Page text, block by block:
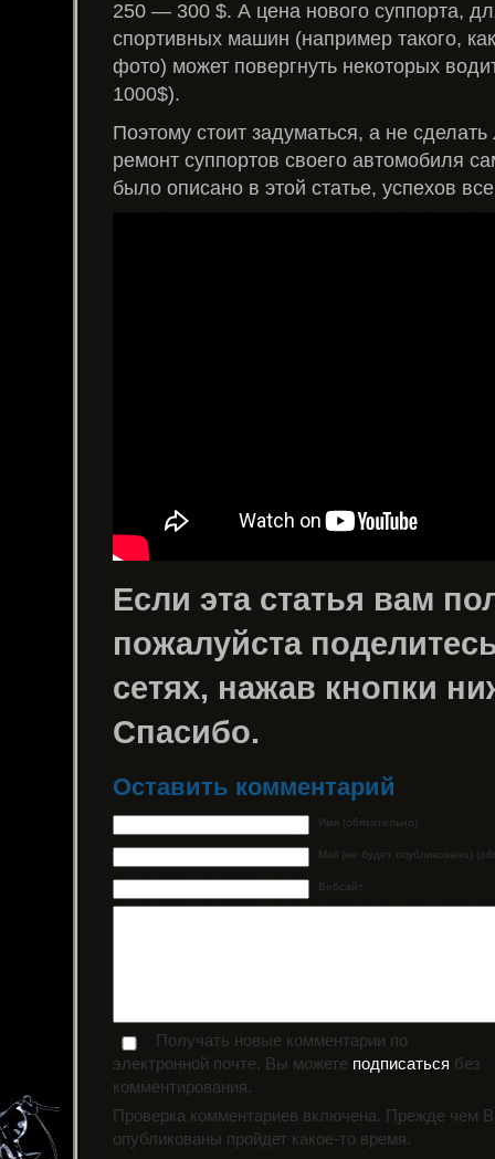
250 — 300 $. А цена нового суппорта,
спортивных машин (например такого,
фото) может повергнуть некоторых
1000$).
Поэтому стоит задуматься, а не сделать
ремонт суппортов своего автомобиля
было описано в этой статье, успехов
Если эта статья вам
пожалуйста
сетях, нажав кнопки
Спасибо.
Оставить комментарий
Имя (обязательно)
Mail (не будет опубликовано)
Вебсайт
Получать новые комментарии по
электронной почте. Вы можете подписаться без
комментирования.
Проверка комментариев включена. Прежде чем
опубликованы пройдет какое-то время.